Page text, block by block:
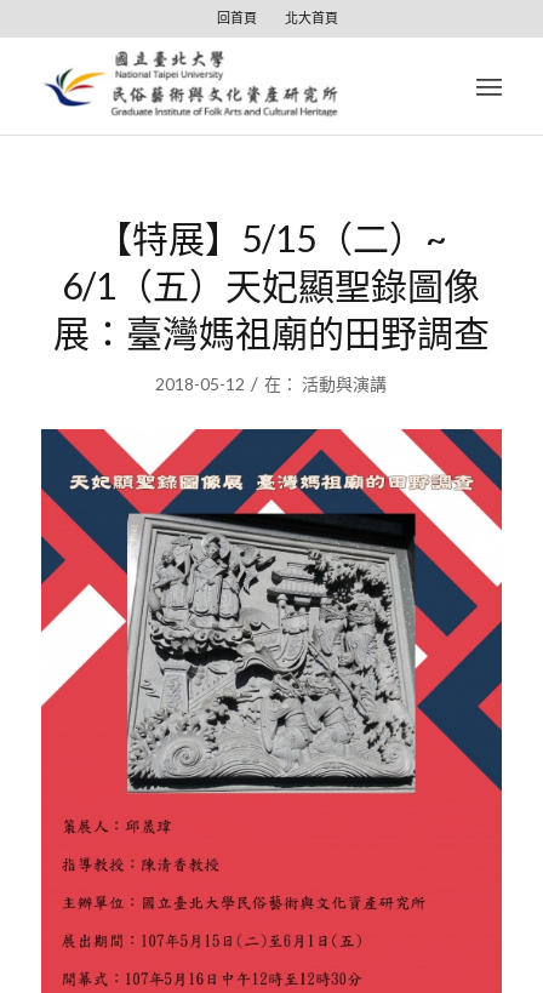
回首頁 北大首頁
【特展】5/15（二）~
6/1（五）天妃顯聖錄圖像
展：臺灣媽祖廟的田野調查
2018-05-12 / 在：活動與演講